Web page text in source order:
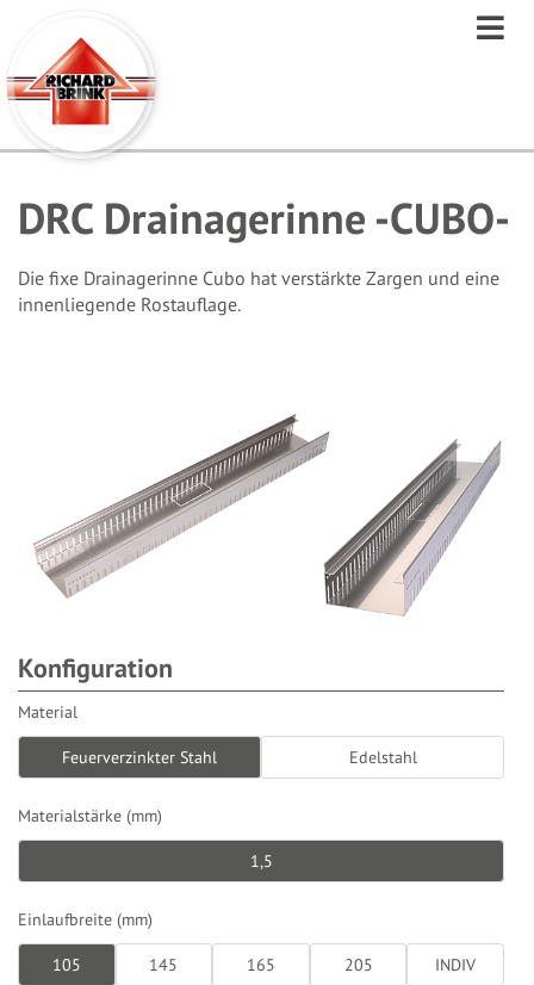
Direkt
Inhalt
DRC Drainagerinne -CUBO-
Die fixe Drainagerinne Cubo hat verstärkte Zargen und eine
innenliegende Rostauflage.
Konfiguration
Material
Feuerverzinkter Stahl Edelstahl
Materialstärke (mm)
1,5
Einlaufbreite (mm)
105 145 165 205 INDIV